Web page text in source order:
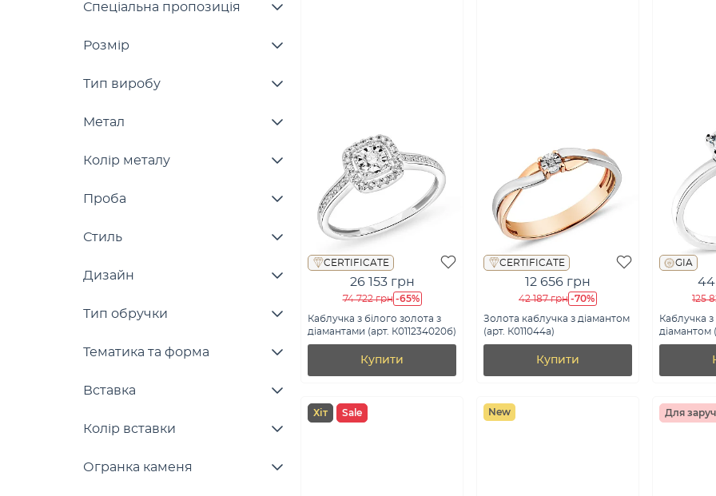
Спеціальна пропозиція
Розмір
Тип виробу
Метал
Колір металу
Проба
Стиль
Дизайн
Тип обручки
Тематика та форма
Вставка
Колір вставки
Огранка каменя
CERTIFICATE
26 153 грн
74 722 грн -65%
Каблучка з білого золота з
діамантами (арт. К011234020б)
Купити
CERTIFICATE
12 656 грн
42 187 грн -70%
Золота каблучка з діамантом
(арт. К011044а)
Купити
GIA
44
125
Каблучка з
діамантом
Хіт Sale New Для